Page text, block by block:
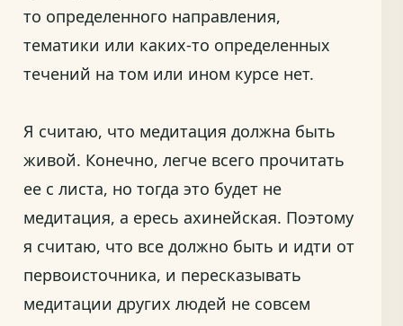
то определенного направления,
тематики или каких-то определенных
течений на том или ином курсе нет.
Я считаю, что медитация должна быть
живой. Конечно, легче всего прочитать
ее с листа, но тогда это будет не
медитация, а ересь ахинейская. Поэтому
я считаю, что все должно быть и идти от
первоисточника, и пересказывать
медитации других людей не совсем